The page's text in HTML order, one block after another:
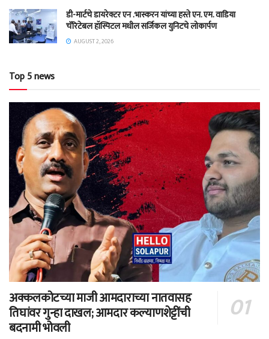
डी-मार्टचे डायरेक्टर एन .भास्करन यांच्या हस्ते एन. एम. वाडिया
चॅरिटेबल हॉस्पिटल मधील सर्जिकल युनिटचे लोकार्पण
AUGUST 2, 2026
Top 5 news
अक्कलकोटच्या माजी आमदाराच्या नातवासह
तिघांवर गुन्हा दाखल; आमदार कल्याणशेट्टींची
बदनामी भोवली